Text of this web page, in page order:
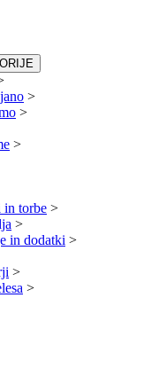
>
>
>
in torbe >
>
in dodatki >
>
>